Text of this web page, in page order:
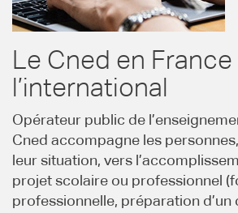
Le Cned en France
l’international
Opérateur public de
Cned accompagne les
leur situation, vers
projet scolaire ou professionnel
professionnelle, préparation d’un